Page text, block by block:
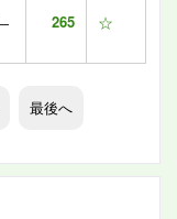
265 ☆
最後へ